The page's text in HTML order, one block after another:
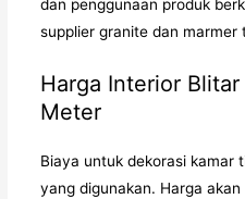
dan penggunaan produk
supplier granite dan marmer
Harga Interior Blitar
Meter
Biaya untuk dekorasi kamar
yang digunakan. Harga